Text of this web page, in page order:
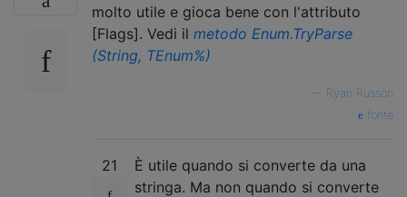
molto utile e gioca bene con l'attributo
[Flags]. Vedi il metodo Enum.TryParse
(String, TEnum%)
Ryan Russon
fonte
21
È utile quando si converte da una
stringa. Ma non quando si converte